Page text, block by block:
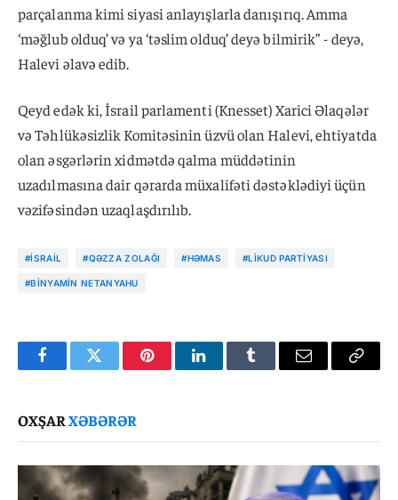
parçalanma kimi siyasi anlayışlarla danışırıq. Amma
‘məğlub olduq’ və ya ‘təslim olduq’ deyə bilmirik” - deyə,
Halevi əlavə edib.
Qeyd edək ki, İsrail parlamenti (Knesset) Xarici Əlaqələr
və Təhlükəsizlik Komitəsinin üzvü olan Halevi, ehtiyatda
olan əsgərlərin xidmətdə qalma müddətinin
uzadılmasına dair qərarda müxalifəti dəstəklədiyi üçün
vəzifəsindən uzaqlaşdırılıb.
#İSRAIL #QƏZZA ZOLAĞI #HƏMAS #LIKUD PARTIYASI
#BINYAMIN NETANYAHU
FacebookTwitter PinterestLinkedInTumblr Email
Copy
OXŞARXƏBƏRƏR